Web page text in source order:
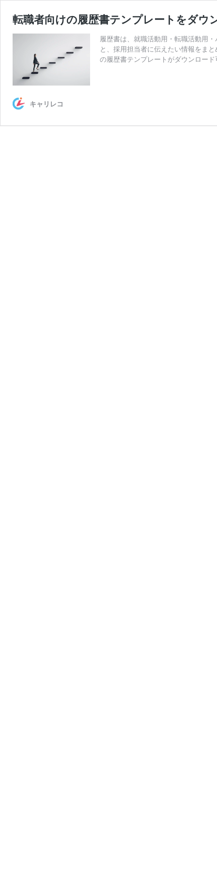
転職者向けの履歴書テンプレートをダウ
履歴書は、就職活動用・転職活動用
と、採用担当者に伝えたい情報をま
の履歴書テンプレートがダウンロー
キャリレコ